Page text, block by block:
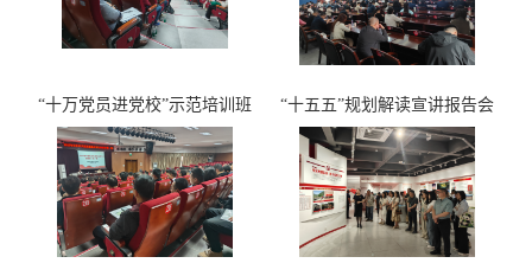
“十万党员进党校”示范培训班 “十五五”规划解读宣讲报告会